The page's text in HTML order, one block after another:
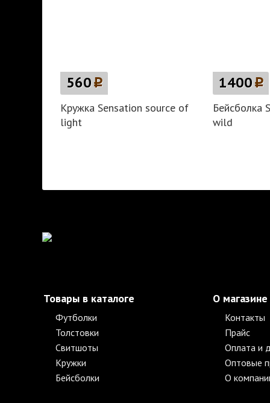
560p
Кружка Sensation source of
light
1400p
Бейсболка
wild
Товары в каталоге
Футболки
Толстовки
Свитшоты
Кружки
Бейсболки
О магазине
Контакты
Прайс
Оплата и
Оптовые
О